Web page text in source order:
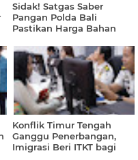
Sidak! Satgas Saber
Pangan Polda Bali
Pastikan Harga Bahan
Stabil
Konflik Timur Tengah
Ganggu Penerbangan,
Imigrasi Beri ITKT bagi